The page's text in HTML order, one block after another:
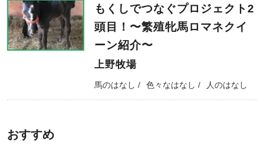
もくしでつなぐプロジェクト2
頭目！〜繁殖牝馬ロマネクイ
ーン紹介〜
上野牧場
馬のはなし 色々なはなし 人のはなし
おすすめ